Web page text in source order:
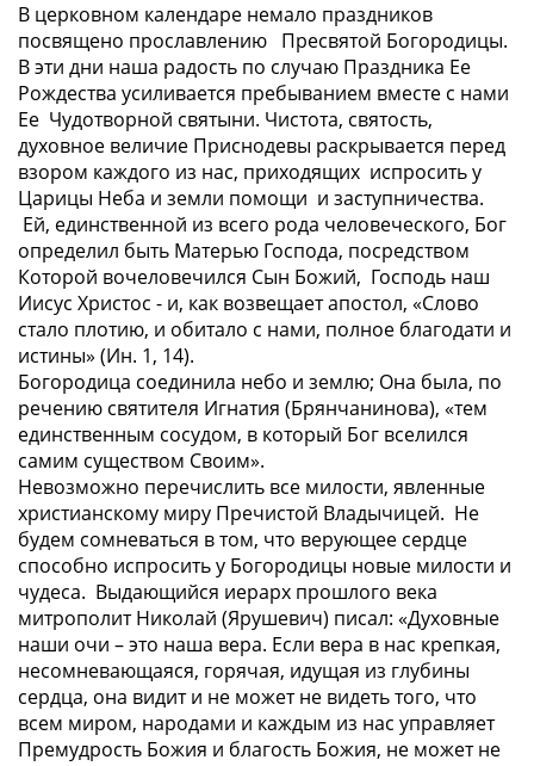
В церковном календаре немало праздников
посвящено прославлению Пресвятой Богородицы.
В эти дни наша радость по случаю Праздника Ее
Рождества усиливается пребыванием вместе с нами
Ее Чудотворной святыни. Чистота, святость,
духовное величие Приснодевы раскрывается перед
взором каждого из нас, приходящих испросить у
Царицы Неба и земли помощи и заступничества.
Ей, единственной из всего рода человеческого, Бог
определил быть Матерью Господа, посредством
Которой вочеловечился Сын Божий, Господь наш
Иисус Христос - и, как возвещает апостол, «Слово
стало плотию, и обитало с нами, полное благодати и
истины» (Ин. 1, 14).
Богородица соединила небо и землю; Она была, по
речению святителя Игнатия (Брянчанинова), «тем
единственным сосудом, в который Бог вселился
самим существом Своим».
Невозможно перечислить все милости, явленные
христианскому миру Пречистой Владычицей. Не
будем сомневаться в том, что верующее сердце
способно испросить у Богородицы новые милости и
чудеса. Выдающийся иерарх прошлого века
митрополит Николай (Ярушевич) писал: «Духовные
наши очи – это наша вера. Если вера в нас крепкая,
несомневающаяся, горячая, идущая из глубины
сердца, она видит и не может не видеть того, что
всем миром, народами и каждым из нас управляет
Премудрость Божия и благость Божия, не может не